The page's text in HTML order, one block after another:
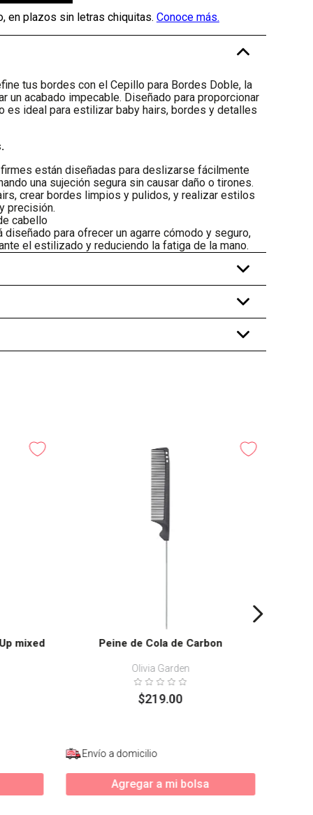
-
tus bordes con el Cepillo para Bordes Doble, la
un acabado impecable. Diseñado para proporcionar
es ideal para estilizar baby hairs, bordes y detalles
están diseñadas para deslizarse fácilmente
una sujeción segura sin causar daño o tirones.
crear bordes limpios y pulidos, y realizar estilos
precisión.
cabello
diseñado para ofrecer un agarre cómodo y seguro,
el estilizado y reduciendo la fatiga de la mano.
+
+
+
mixed
Peine de Cola de Carbon
Olivia Garden
$219.00
Envío a domicilio
Agregar a mi bolsa